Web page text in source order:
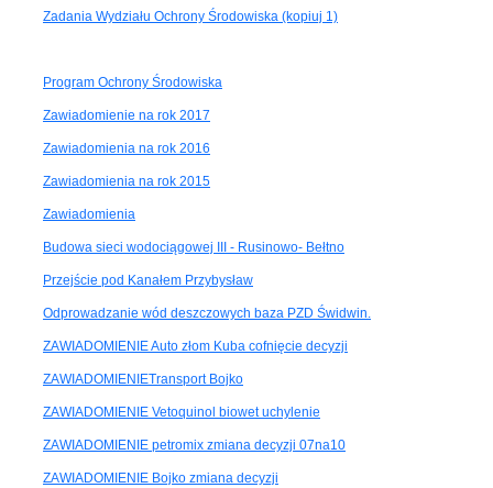
Zadania Wydziału Ochrony Środowiska (kopiuj 1)
Program Ochrony Środowiska
Zawiadomienie na rok 2017
Zawiadomienia na rok 2016
Zawiadomienia na rok 2015
Zawiadomienia
Budowa sieci wodociągowej III - Rusinowo- Bełtno
Przejście pod Kanałem Przybysław
Odprowadzanie wód deszczowych baza PZD Świdwin.
ZAWIADOMIENIE Auto złom Kuba cofnięcie decyzji
ZAWIADOMIENIETransport Bojko
ZAWIADOMIENIE Vetoquinol biowet uchylenie
ZAWIADOMIENIE petromix zmiana decyzji 07na10
ZAWIADOMIENIE Bojko zmiana decyzji